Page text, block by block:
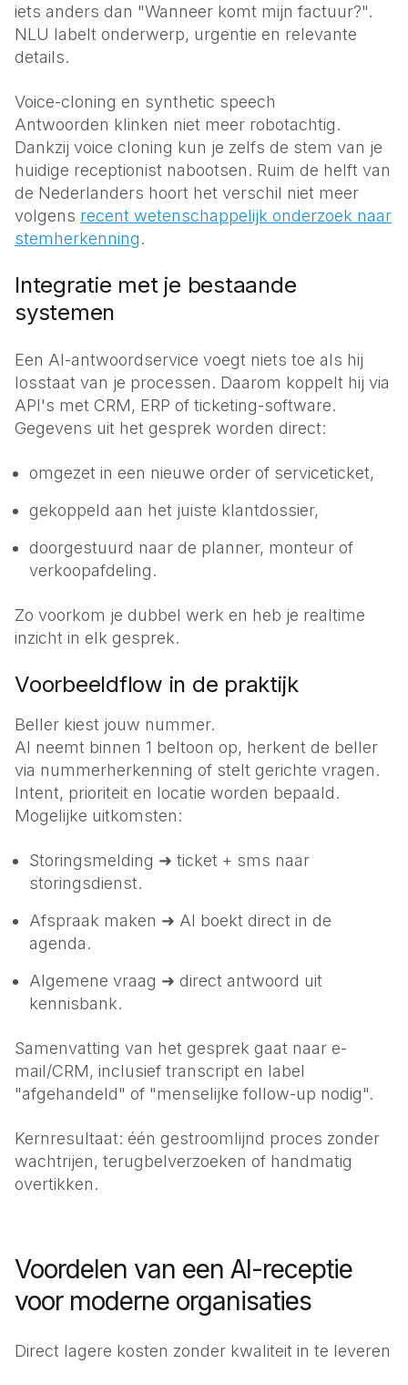
iets anders dan "Wanneer komt mijn factuur?".
NLU labelt onderwerp, urgentie en relevante
details.
Voice-cloning en synthetic speech
Antwoorden klinken niet meer robotachtig.
Dankzij voice cloning kun je zelfs de stem van je
huidige receptionist nabootsen. Ruim de helft van
de Nederlanders hoort het verschil niet meer
volgens recent wetenschappelijk onderzoek naar
stemherkenning.
Integratie met je bestaande
systemen
Een AI-antwoordservice voegt niets toe als hij
losstaat van je processen. Daarom koppelt hij via
API's met CRM, ERP of ticketing-software.
Gegevens uit het gesprek worden direct:
omgezet in een nieuwe order of serviceticket,
gekoppeld aan het juiste klantdossier,
doorgestuurd naar de planner, monteur of
verkoopafdeling.
Zo voorkom je dubbel werk en heb je realtime
inzicht in elk gesprek.
Voorbeeldflow in de praktijk
Beller kiest jouw nummer.
AI neemt binnen 1 beltoon op, herkent de beller
via nummerherkenning of stelt gerichte vragen.
Intent, prioriteit en locatie worden bepaald.
Mogelijke uitkomsten:
Storingsmelding ➜ ticket + sms naar
storingsdienst.
Afspraak maken ➜ AI boekt direct in de
agenda.
Algemene vraag ➜ direct antwoord uit
kennisbank.
Samenvatting van het gesprek gaat naar e-
mail/CRM, inclusief transcript en label
"afgehandeld" of "menselijke follow-up nodig".
Kernresultaat: één gestroomlijnd proces zonder
wachtrijen, terugbelverzoeken of handmatig
overtikken.
Voordelen van een AI-receptie
voor moderne organisaties
Direct lagere kosten zonder kwaliteit in te leveren